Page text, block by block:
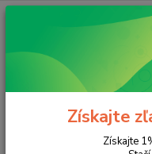
E-shop
Čoskoro sa
Získajte
Získajte